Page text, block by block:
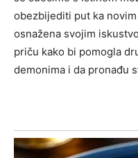
obezbijediti put ka
osnažena svojim
priču kako bi pomogla
demonima i da pronađu